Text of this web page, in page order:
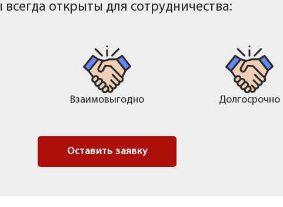
открыты для сотрудничества:
Взаимовыгодно Долгосрочно
Оставить заявку